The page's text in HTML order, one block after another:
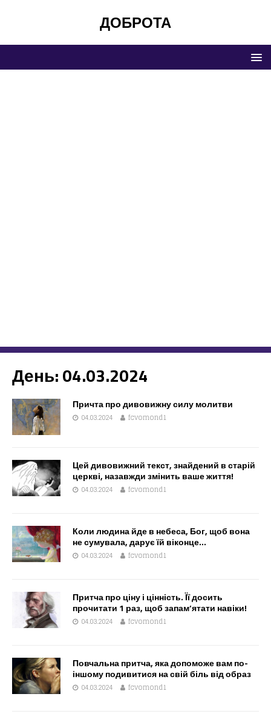
ДОБРОТА
День:04.03.2024
Причта про дивовижну силу молитви
04.03.2024 fcvomond1
Цей дивовижний текст, знайдений в старій
церкві, назавжди змінить ваше життя!
04.03.2024 fcvomond1
Коли людина йде в небеса, Бог, щоб вона
не сумувала, дарує їй віконце…
04.03.2024 fcvomond1
Притча про ціну і цінність. Її досить
прочитати 1 раз, щоб запам’ятати навіки!
04.03.2024 fcvomond1
Повчальна притча, яка допоможе вам по-
іншому подивитися на свій біль від образ
04.03.2024 fcvomond1